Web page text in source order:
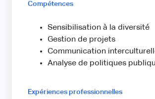
Compétences
Sensibilisation à la diversité
Gestion de projets
Communication
Analyse de politiques
Expériences professionnelles